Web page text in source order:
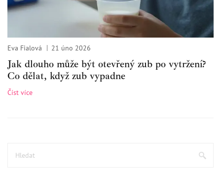
Eva Fialová 21 úno 2026
Jak dlouho může být otevřený zub po vytržení?
Co dělat, když zub vypadne
Číst více